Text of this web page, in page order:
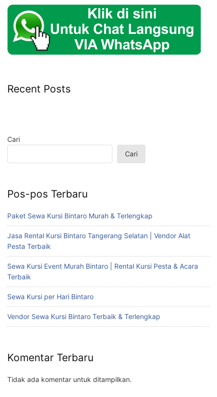
Recent Posts
Cari
Cari
Pos-pos Terbaru
Paket Sewa Kursi Bintaro Murah & Terlengkap
Jasa Rental Kursi Bintaro Tangerang Selatan | Vendor Alat
Pesta Terbaik
Sewa Kursi Event Murah Bintaro | Rental Kursi Pesta & Acara
Terbaik
Sewa Kursi per Hari Bintaro
Vendor Sewa Kursi Bintaro Terbaik & Terlengkap
Komentar Terbaru
Tidak ada komentar untuk ditampilkan.